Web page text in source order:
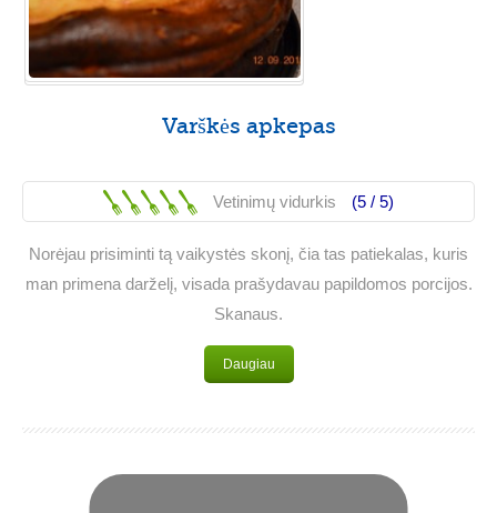
Varškės apkepas
Vetinimų vidurkis (5 / 5)
Norėjau prisiminti tą vaikystės skonį, čia tas patiekalas, kuris
man primena darželį, visada prašydavau papildomos porcijos.
Skanaus.
Daugiau